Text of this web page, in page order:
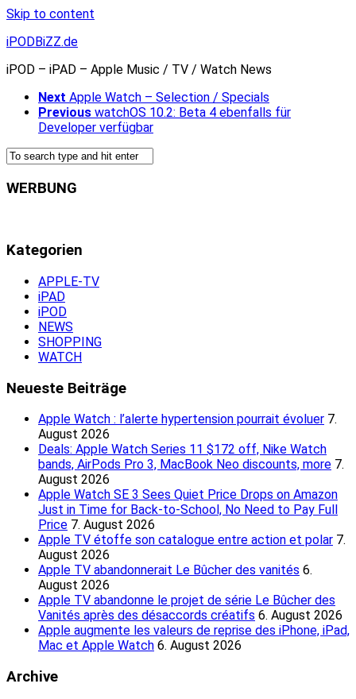
Skip to content
iPODBiZZ.de
iPOD – iPAD – Apple Music / TV / Watch News
Next Apple Watch – Selection / Specials
Previous watchOS 10.2: Beta 4 ebenfalls für
Developer verfügbar
WERBUNG
Kategorien
APPLE-TV
iPAD
iPOD
NEWS
SHOPPING
WATCH
Neueste Beiträge
Apple Watch : l’alerte hypertension pourrait évoluer 7.
August 2026
Deals: Apple Watch Series 11 $172 off, Nike Watch
bands, AirPods Pro 3, MacBook Neo discounts, more 7.
August 2026
Apple Watch SE 3 Sees Quiet Price Drops on Amazon
Just in Time for Back-to-School, No Need to Pay Full
Price 7. August 2026
Apple TV étoffe son catalogue entre action et polar 7.
August 2026
Apple TV abandonnerait Le Bûcher des vanités 6.
August 2026
Apple TV abandonne le projet de série Le Bûcher des
Vanités après des désaccords créatifs 6. August 2026
Apple augmente les valeurs de reprise des iPhone, iPad,
Mac et Apple Watch 6. August 2026
Archive